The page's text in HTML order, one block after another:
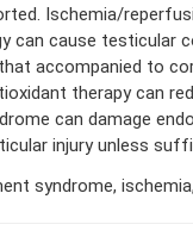
Ischemia/
can cause testicular
accompanied to
therapy can
can damage
injury unless
syndrome,